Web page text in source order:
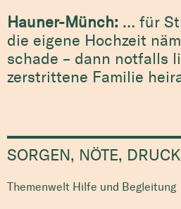
Hauner-Münch: … für
die eigene Hochzeit
schade – dann notfalls
zerstrittene Familie
SORGEN, NÖTE, DRUCK
Themenwelt Hilfe und Begleitung